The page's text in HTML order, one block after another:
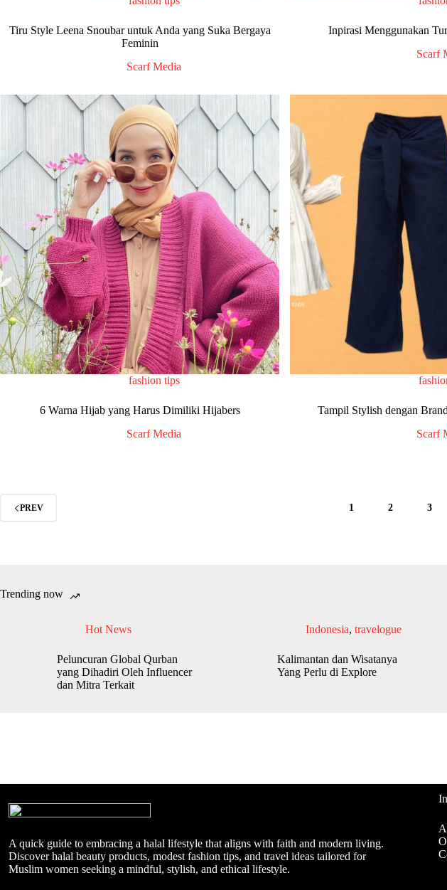
Tiru Style Leena Snoubar untuk Anda yang Suka Bergaya
Feminin
Scarf Media
Inpirasi Menggunakan
Scarf
fashion tips
6 Warna Hijab yang Harus Dimiliki Hijabers
Scarf Media
Tampil Stylish dengan
Scarf
PREV 1 2 3
Trending now
Hot News
Peluncuran Global Qurban
yang Dihadiri Oleh Influencer
dan Mitra Terkait
Indonesia, travelogue
Kalimantan dan Wisatanya
Yang Perlu di Explore
A quick guide to embracing a halal lifestyle that aligns with faith and modern living.
Discover halal beauty products, modest fashion tips, and travel ideas tailored for
Muslim women seeking a mindful, stylish, and ethical lifestyle.